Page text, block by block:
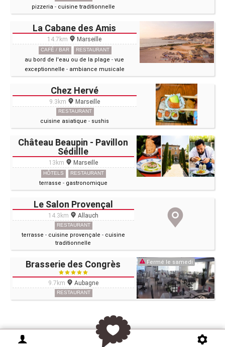
pizzeria - cuisine traditionnelle
La Cabane des Amis
14.7km Marseille
CAFÉ / BAR RESTAURANT
au bord de l'eau ou de la plage -vue
exceptionnelle - ambiance musicale
Chez Hervé
9.3km Marseille
RESTAURANT
cuisine asiatique - sushis
Château Beaupin - Pavillon
Sédillle
13km Marseille
HÔTELS RESTAURANT
terrasse - gastronomique
Le Salon Provençal
14.3km Allauch
RESTAURANT
terrasse - cuisine provençale - cuisine
traditionnelle
Brasserie des Congrès
9.7km Aubagne
RESTAURANT
Fermé le samedi